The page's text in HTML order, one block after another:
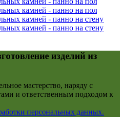
изделий из
мастерство, наряду с
и ответственным подходом к
персональных данных.